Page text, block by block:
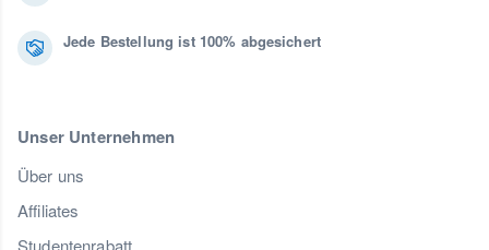
Jede Bestellung ist 100% abgesichert
Unser Unternehmen
Über uns
Affiliates
Studentenrabatt